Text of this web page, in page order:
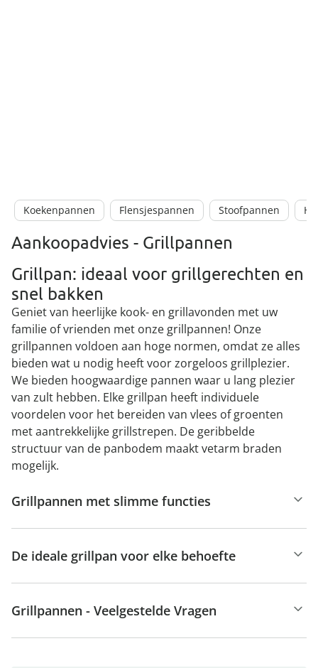
Koekenpannen Flensjespannen Stoofpannen
Aankoopadvies - Grillpannen
Grillpan: ideaal voor grillgerechten en
snel bakken
Geniet van heerlijke kook- en grillavonden met uw
familie of vrienden met onze grillpannen! Onze
grillpannen voldoen aan hoge normen, omdat ze alles
bieden wat u nodig heeft voor zorgeloos grillplezier.
We bieden hoogwaardige pannen waar u lang plezier
van zult hebben. Elke grillpan heeft individuele
voordelen voor het bereiden van vlees of groenten
met aantrekkelijke grillstrepen. De geribbelde
structuur van de panbodem maakt vetarm braden
mogelijk.
Grillpannen met slimme functies
De ideale grillpan voor elke behoefte
Grillpannen - Veelgestelde Vragen